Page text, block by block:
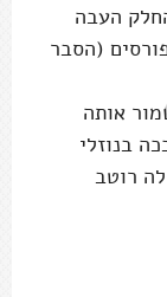
את החלק העבה
(הסבר
אותה
ככה בנוזלי
רוטב